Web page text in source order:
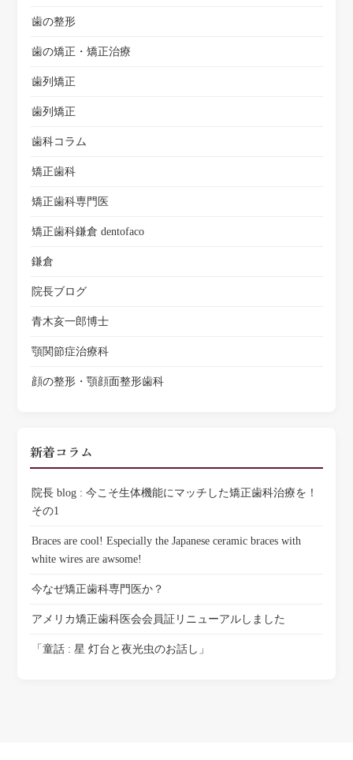
歯の整形
歯の矯正・矯正治療
歯列矯正
歯列矯正
歯科コラム
矯正歯科
矯正歯科専門医
矯正歯科鎌倉 dentofaco
鎌倉
院長ブログ
青木亥一郎博士
顎関節症治療科
顔の整形・顎顔面整形歯科
新着コラム
院長 blog : 今こそ生体機能にマッチした矯正歯科治療を！
その1
Braces are cool! Especially the Japanese ceramic braces with
white wires are awsome!
今なぜ矯正歯科専門医か？
アメリカ矯正歯科医会会員証リニューアルしました
「童話 : 星 灯台と夜光虫のお話し」